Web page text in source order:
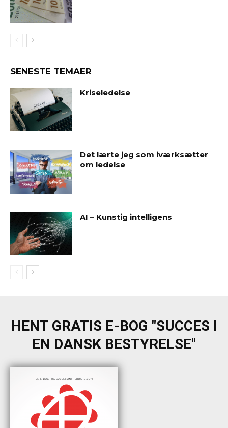
SENESTE TEMAER
Kriseledelse
Det lærte jeg som iværksætter
om ledelse
AI – Kunstig intelligens
HENT GRATIS E-BOG "SUCCES I
EN DANSK BESTYRELSE"